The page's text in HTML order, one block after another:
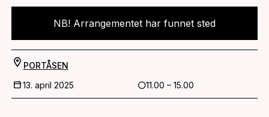
NB! Arrangementet har funnet sted
PORTÅSEN
13. april 2025
11.00 – 15.00